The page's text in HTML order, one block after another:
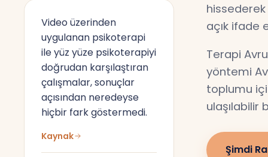
Video üzerinden
uygulanan psikoterapi
ile yüz yüze psikoterapiyi
doğrudan karşılaştıran
çalışmalar, sonuçlar
açısından neredeyse
hiçbir fark göstermedi.
Kaynak
açık ifade
Terapi
yöntemi
toplumu
ulaşılabilir
Şimdi